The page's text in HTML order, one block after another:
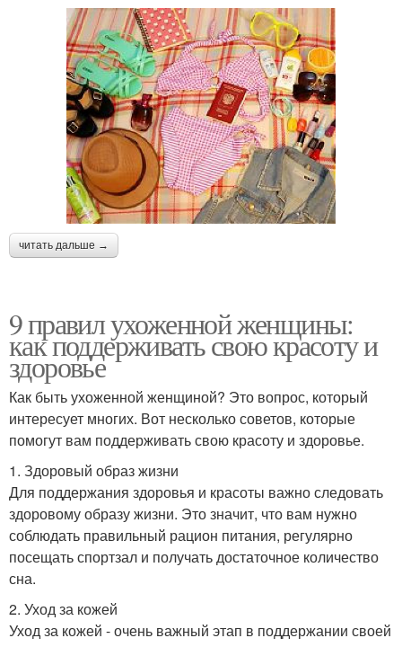
читать дальше →
9 правил ухоженной женщины:
как поддерживать свою красоту и
здоровье
Как быть ухоженной женщиной? Это вопрос, который
интересует многих. Вот несколько советов, которые
помогут вам поддерживать свою красоту и здоровье.
1. Здоровый образ жизни
Для поддержания здоровья и красоты важно следовать
здоровому образу жизни. Это значит, что вам нужно
соблюдать правильный рацион питания, регулярно
посещать спортзал и получать достаточное количество
сна.
2. Уход за кожей
Уход за кожей - очень важный этап в поддержании своей